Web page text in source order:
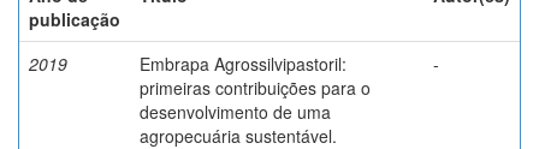
publicação
2019
Embrapa Agrossilvipastoril:
primeiras contribuições para o
desenvolvimento de uma
agropecuária sustentável.
-